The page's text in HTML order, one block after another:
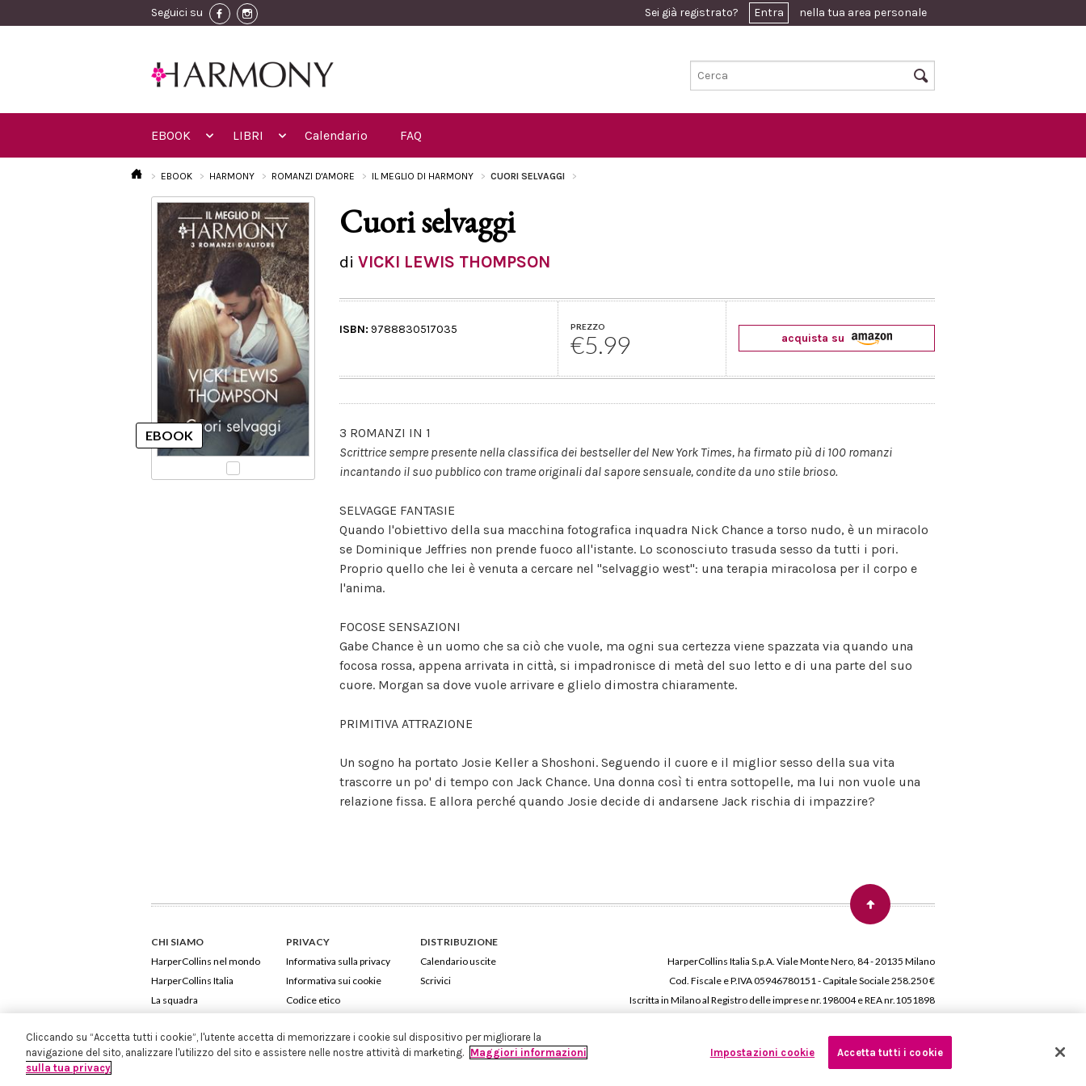
Seguici su Sei già registrato? Entra nella tua area personale
EBOOK LIBRI Calendario FAQ
EBOOK HARMONY ROMANZI D'AMORE IL MEGLIO DI HARMONY CUORI SELVAGGI
Cuori selvaggi
diVICKI LEWIS THOMPSON
ISBN: 9788830517035 PREZZO
€5.99 acquista su
3 ROMANZI IN 1
Scrittrice sempre presente nella classifica dei bestseller del New York Times, ha firmato più di 100 romanzi
incantando il suo pubblico con trame originali dal sapore sensuale, condite da uno stile brioso.
SELVAGGE FANTASIE
Quando l'obiettivo della sua macchina fotografica inquadra Nick Chance a torso nudo, è un miracolo
se Dominique Jeffries non prende fuoco all'istante. Lo sconosciuto trasuda sesso da tutti i pori.
Proprio quello che lei è venuta a cercare nel "selvaggio west": una terapia miracolosa per il corpo e
l'anima.
FOCOSE SENSAZIONI
Gabe Chance è un uomo che sa ciò che vuole, ma ogni sua certezza viene spazzata via quando una
focosa rossa, appena arrivata in città, si impadronisce di metà del suo letto e di una parte del suo
cuore. Morgan sa dove vuole arrivare e glielo dimostra chiaramente.
PRIMITIVA ATTRAZIONE
Un sogno ha portato Josie Keller a Shoshoni. Seguendo il cuore e il miglior sesso della sua vita
trascorre un po' di tempo con Jack Chance. Una donna così ti entra sottopelle, ma lui non vuole una
relazione fissa. E allora perché quando Josie decide di andarsene Jack rischia di impazzire?
CHI SIAMO
HarperCollins nel mondo
HarperCollins Italia
La squadra
PRIVACY
Informativa sulla privacy
Informativa sui cookie
Codice etico
DISTRIBUZIONE
Calendario uscite
Scrivici
HarperCollins Italia S.p.A. Viale Monte Nero, 84 - 20135 Milano
Cod. Fiscale e P.IVA 05946780151 - Capitale Sociale 258.250 €
Iscritta in Milano al Registro delle imprese nr.198004 e REA nr.1051898
Cliccando su “Accetta tutti i cookie”, l'utente accetta di memorizzare i cookie sul dispositivo per migliorare la
navigazione del sito, analizzare l'utilizzo del sito e assistere nelle nostre attività di marketing. Maggiori informazioni
sulla tua privacy
Impostazioni cookie Accetta tutti i cookie